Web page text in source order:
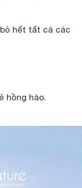
hết tất cả các
hồng hào.